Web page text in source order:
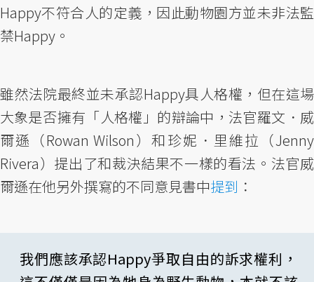
Happy不符合人的定義，因此動物園方並未非法監
禁Happy。
雖然法院最終並未承認Happy具人格權，但在這場
大象是否擁有「人格權」的辯論中，法官羅文．威
爾遜（Rowan Wilson）和珍妮．里維拉（Jenny
Rivera）提出了和裁決結果不一樣的看法。法官威
爾遜在他另外撰寫的不同意見書中提到 ：
我們應該承認Happy爭取自由的訴求權利，